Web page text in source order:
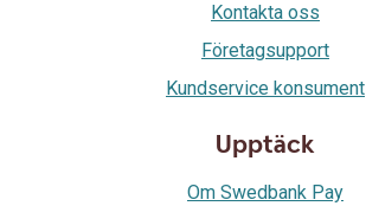
Kontakta oss
Företagsupport
Kundservice konsument
Upptäck
Om Swedbank Pay